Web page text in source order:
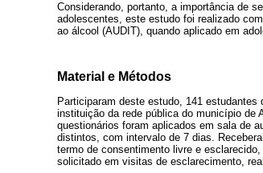
Considerando, portanto, a importância de
adolescentes, este estudo foi realizado
ao álcool (AUDIT), quando aplicado em
Material e Métodos
Participaram deste estudo, 141
instituição da rede pública do município de
questionários foram aplicados em sala de
distintos, com intervalo de 7 dias.
termo de consentimento livre e
solicitado em visitas de esclarecimento,